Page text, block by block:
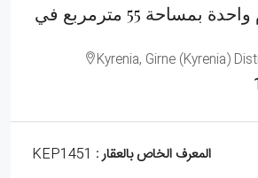
شقة بغرفة نوم واحدة بمساحة 55 مترمربع في
Kyrenia, Girne (Kyrenia)
المعرف الخاص بالعقار :